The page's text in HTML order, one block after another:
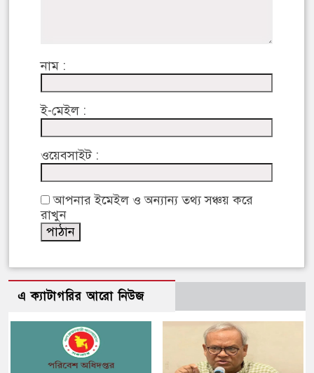
নাম :
ই-মেইল :
ওয়েবসাইট :
আপনার ইমেইল ও অন্যান্য তথ্য সঞ্চয় করে
রাখুন
এ ক্যাটাগরির আরো নিউজ